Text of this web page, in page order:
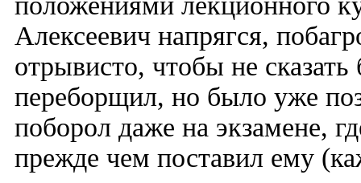
Алексеевич напрягся,
отрывисто, чтобы не
переборщил, но было уже
поборол даже на экзамене,
прежде чем поставил ему